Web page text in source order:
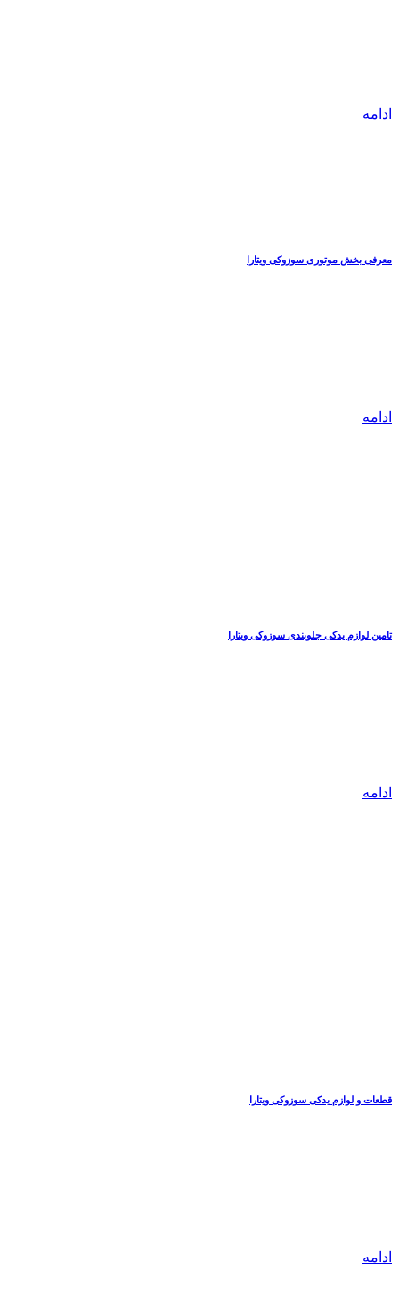
ادامه
معرفی بخش موتوری سوزوکی ویتارا
ادامه
تامین لوازم یدکی جلوبندی سوزوکی ویتارا
ادامه
قطعات و لوازم یدکی سوزوکی ویتارا
ادامه